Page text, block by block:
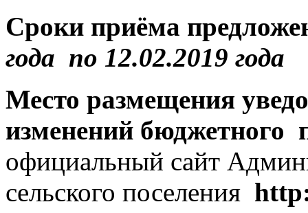
Сроки приёма
года по 12.02.2019 года
Место размещения
изменений бюджетного
официальный сайт
сельского поселения http